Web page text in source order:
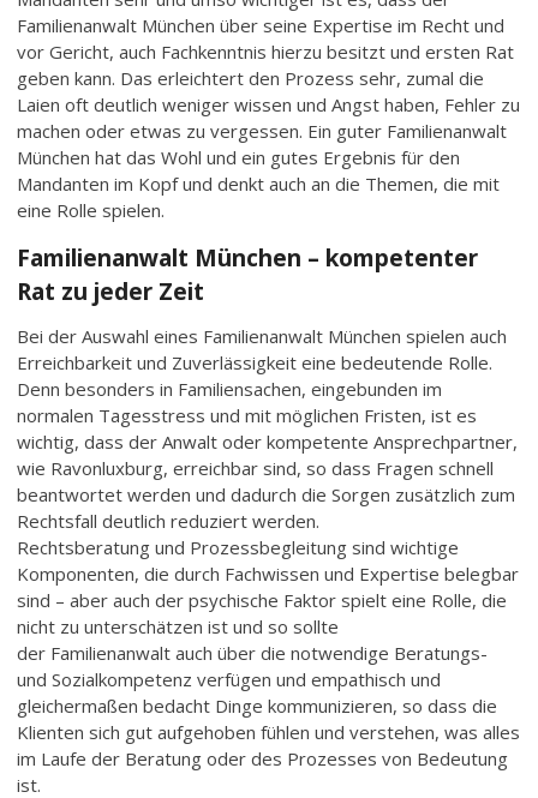
Familienanwalt München über seine Expertise im Recht und
vor Gericht, auch Fachkenntnis hierzu besitzt und ersten Rat
geben kann. Das erleichtert den Prozess sehr, zumal die
Laien oft deutlich weniger wissen und Angst haben, Fehler zu
machen oder etwas zu vergessen. Ein guter Familienanwalt
München hat das Wohl und ein gutes Ergebnis für den
Mandanten im Kopf und denkt auch an die Themen, die mit
eine Rolle spielen.
Familienanwalt München – kompetenter
Rat zu jeder Zeit
Bei der Auswahl eines Familienanwalt München spielen auch
Erreichbarkeit und Zuverlässigkeit eine bedeutende Rolle.
Denn besonders in Familiensachen, eingebunden im
normalen Tagesstress und mit möglichen Fristen, ist es
wichtig, dass der Anwalt oder kompetente Ansprechpartner,
wie Ravonluxburg, erreichbar sind, so dass Fragen schnell
beantwortet werden und dadurch die Sorgen zusätzlich zum
Rechtsfall deutlich reduziert werden.
Rechtsberatung und Prozessbegleitung sind wichtige
Komponenten, die durch Fachwissen und Expertise belegbar
sind – aber auch der psychische Faktor spielt eine Rolle, die
nicht zu unterschätzen ist und so sollte
der Familienanwalt auch über die notwendige Beratungs-
und Sozialkompetenz verfügen und empathisch und
gleichermaßen bedacht Dinge kommunizieren, so dass die
Klienten sich gut aufgehoben fühlen und verstehen, was alles
im Laufe der Beratung oder des Prozesses von Bedeutung
ist.